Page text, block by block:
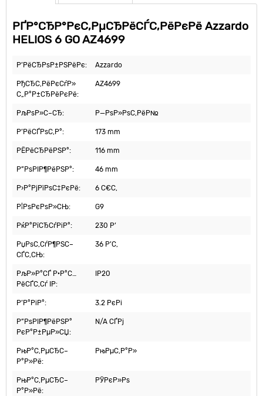
РҐР°СЂР°РєС‚РµСЂРёСЃС‚РёРєРё Azzardo
HELIOS 6 GO AZ4699
Р’РёСЂРѕР±РЅРёРє: Azzardo
РђСЂС‚РёРєСѓР»
С„Р°Р±СЂРёРєРё:
AZ4699
РљРѕР»С–СЂ: Р—РѕР»РѕС‚РёР№
Р’РёСЃРѕС‚Р°: 173 mm
РЁРёСЂРёРЅР°: 116 mm
Р”РѕРІР¶РёРЅР°: 46 mm
Р›Р°РјРїРѕС‡РєРё: 6 С€С‚
Р¦РѕРєРѕР»СЊ: G9
РќР°РїСЂСѓРіР°: 230 Р’
РџРѕС‚СѓР¶РЅС–
СЃС‚СЊ:
36 Р’С‚
РљР»Р°СЃ Р·Р°С…
РёСЃС‚Сѓ IP:
IP20
Р’Р°РіР°: 3.2 РєРі
Р”РѕРІР¶РёРЅР°
РєР°Р±РµР»СЏ:
N/A СЃРј
РњР°С‚РµСЂС–
Р°Р»Рё:
РњРµС‚Р°Р»
РњР°С‚РµСЂС–
Р°Р»Рё:
РЎРєР»Рѕ